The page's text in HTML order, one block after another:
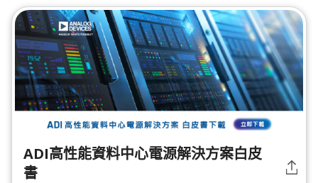
ADI高性能資料中心電源解決方案白皮
書